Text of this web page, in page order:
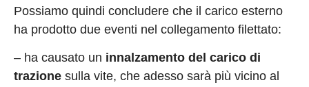
Possiamo quindi concludere che il carico esterno
ha prodotto due eventi nel collegamento filettato:
– ha causato un innalzamento del carico di
trazione sulla vite, che adesso sarà più vicino al